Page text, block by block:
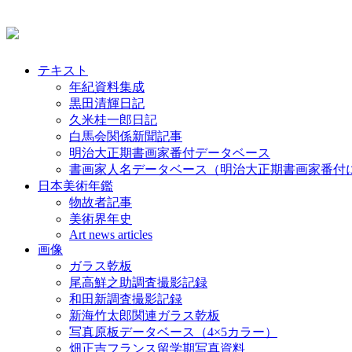
テキスト
年紀資料集成
黒田清輝日記
久米桂一郎日記
白馬会関係新聞記事
明治大正期書画家番付データベース
書画家人名データベース（明治大正期書画家番付
日本美術年鑑
物故者記事
美術界年史
Art news articles
画像
ガラス乾板
尾高鮮之助調査撮影記録
和田新調査撮影記録
新海竹太郎関連ガラス乾板
写真原板データベース（4×5カラー）
畑正吉フランス留学期写真資料